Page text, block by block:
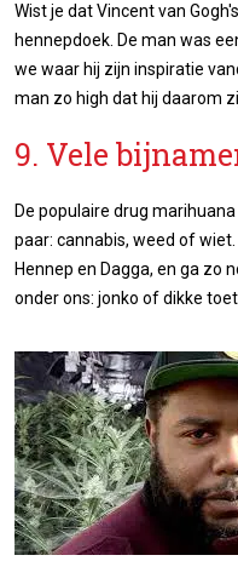
Wist je dat Vincent van
hennepdoek. De man was
we waar hij zijn inspiratie
man zo high dat hij daarom
9. Vele
De populaire drug
paar: cannabis, weed of
Hennep en Dagga, en ga zo
onder ons: jonko of dikke